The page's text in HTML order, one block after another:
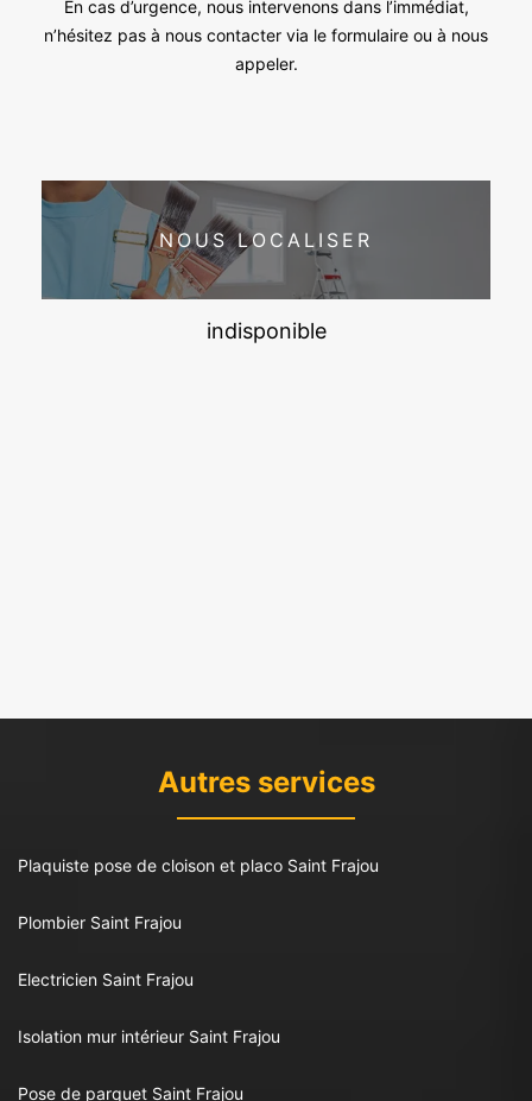
En cas d’urgence, nous intervenons dans l’immédiat,
n’hésitez pas à nous contacter via le formulaire ou à nous
appeler.
NOUS LOCALISER
indisponible
Autres services
Plaquiste pose de cloison et placo Saint Frajou
Plombier Saint Frajou
Electricien Saint Frajou
Isolation mur intérieur Saint Frajou
Pose de parquet Saint Frajou